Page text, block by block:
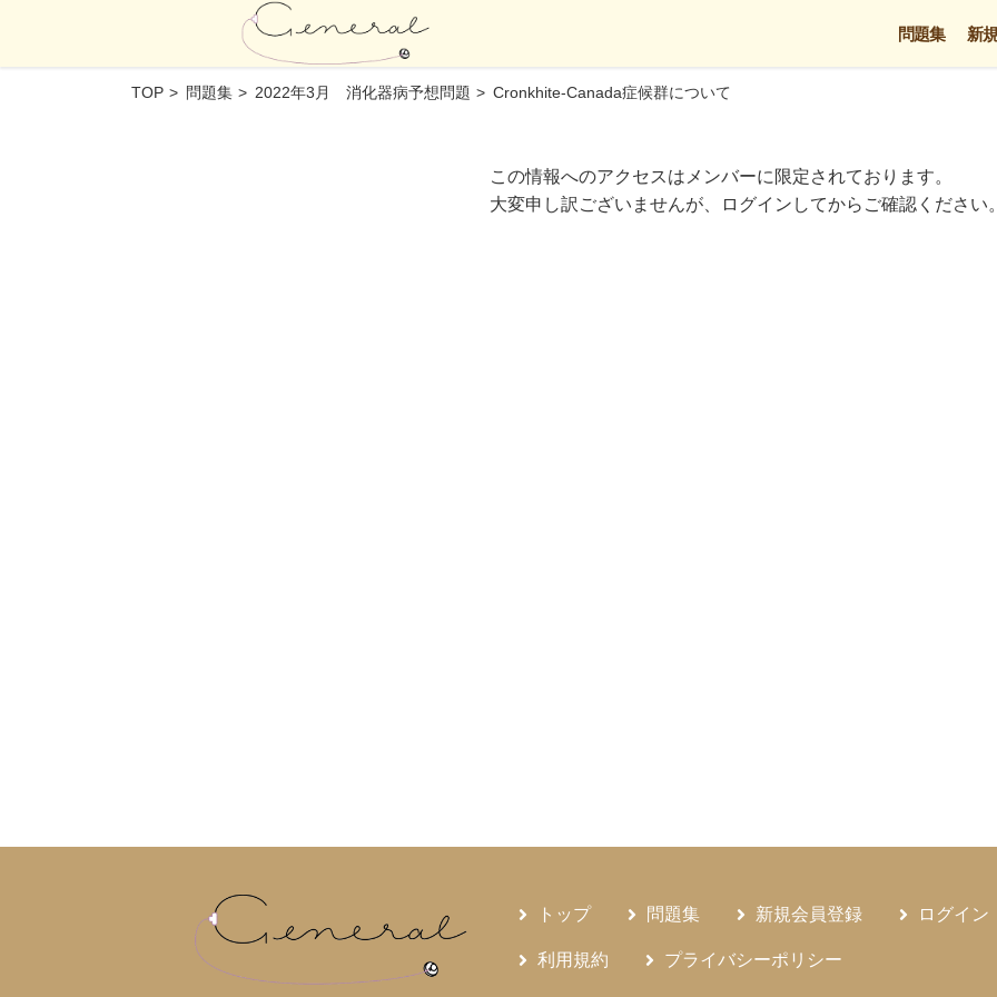
問題集 新
TOP 問題集 2022年3月 消化器病予想問題 Cronkhite-Canada症候群について
この情報へのアクセスはメンバーに限定されております。
大変申し訳ございませんが、ログインしてからご確認ください。
トップ 問題集 新規会員登録 ログイン
利用規約 プライバシーポリシー